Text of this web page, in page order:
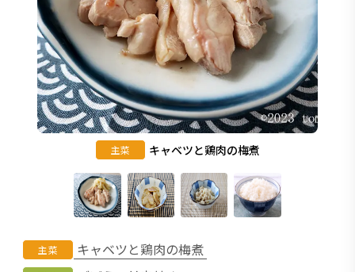
主菜 キャベツと鶏肉の梅煮
主菜 キャベツと鶏肉の梅煮